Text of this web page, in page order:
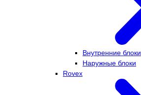
Внутренние блоки
Наружные блоки
Rovex